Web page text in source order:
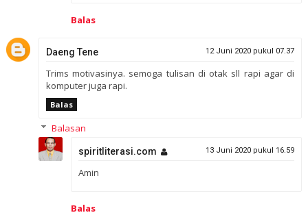
Balas
Daeng Tene 12 Juni 2020 pukul 07.37
Trims motivasinya. semoga tulisan di otak sll rapi agar di
komputer juga rapi.
Balas
Balasan
spiritliterasi.com 13 Juni 2020 pukul 16.59
Amin
Balas